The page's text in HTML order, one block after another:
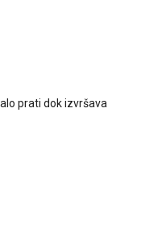
prati dok izvršava